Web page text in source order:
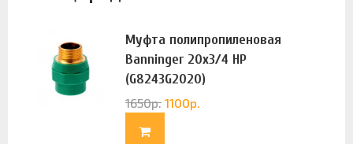
Муфта полипропиленовая
Banninger 20х3/4 НР
(G8243G2020)
1650р. 1100р.